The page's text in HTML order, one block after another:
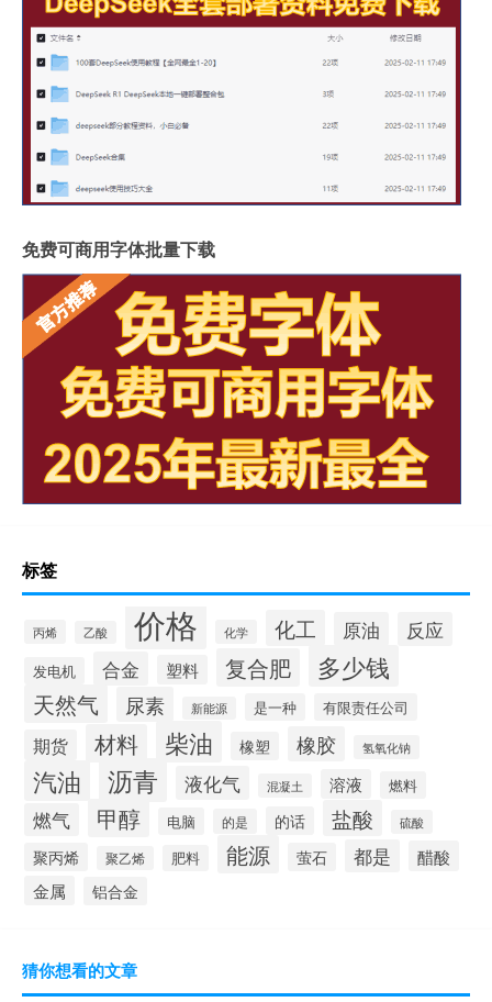
免费可商用字体批量下载
标签
丙烯 乙酸 价格 化学 化工 原油 反应
发电机 合金 塑料 复合肥 多少钱
天然气 尿素 新能源 是一种 有限责任公司
期货 材料 柴油 橡塑 橡胶 氢氧化钠
汽油 沥青 液化气 混凝土 溶液 燃料
燃气 甲醇 电脑 的是 的话 盐酸 硫酸
聚丙烯 聚乙烯 肥料 能源 萤石 都是 醋酸
金属 铝合金
猜你想看的文章